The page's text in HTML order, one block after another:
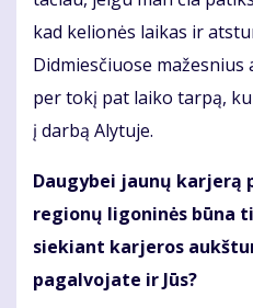
kad kelionės laikas ir
Didmiesčiuose
per tokį pat laiko tarpą,
į darbą Alytuje.
Daugybei jaunų karjerą
regionų ligoninės būna
siekiant karjeros
pagalvojate ir Jūs?